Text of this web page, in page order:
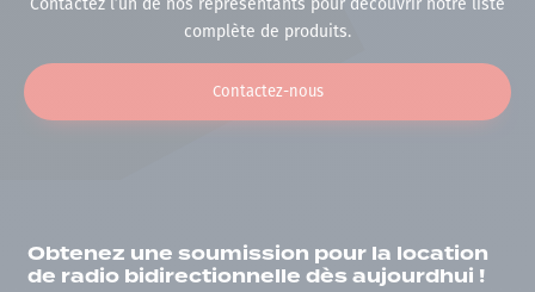
complète de produits.
Contactez-nous
Obtenez une soumission pour la location
de radio bidirectionnelle dès aujourdhui !